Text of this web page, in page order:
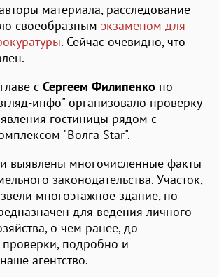
материала, расследование
своеобразным экзаменом для
. Сейчас очевидно, что
с Сергеем Филипенко по
инфо" организовало проверку
гостиницы рядом с
"Волга Star".
выявлены многочисленные факты
законодательства. Участок,
многоэтажное здание, по
для ведения личного
о чем ранее, до
подробно и
агентство.